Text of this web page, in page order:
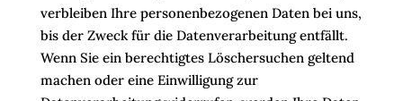
verbleiben Ihre personenbezogenen Daten bei uns,
bis der Zweck für die Datenverarbeitung entfällt.
Wenn Sie ein berechtigtes Löschersuchen geltend
machen oder eine Einwilligung zur